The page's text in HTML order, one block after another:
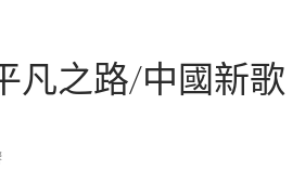
凡之路/中國新歌